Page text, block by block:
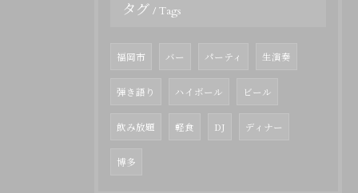
タグ Tags
福岡市 バー パーティ 生演奏
弾き語り ハイボール ビール
飲み放題 軽食 DJ ディナー
博多